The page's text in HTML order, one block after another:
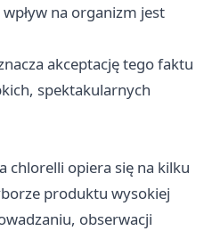
na organizm jest
akceptację tego faktu
spektakularnych
chlorelli opiera się na kilku
produktu wysokiej
obserwacji